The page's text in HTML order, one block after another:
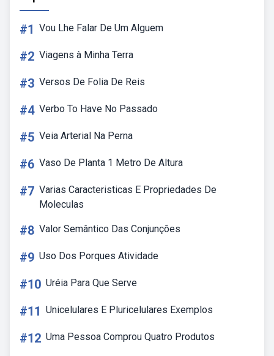
#1 Vou Lhe Falar De Um Alguem
#2 Viagens à Minha Terra
#3 Versos De Folia De Reis
#4 Verbo To Have No Passado
#5 Veia Arterial Na Perna
#6 Vaso De Planta 1 Metro De Altura
#7 Varias Caracteristicas E Propriedades De
Moleculas
#8 Valor Semântico Das Conjunções
#9 Uso Dos Porques Atividade
#10 Uréia Para Que Serve
#11 Unicelulares E Pluricelulares Exemplos
#12 Uma Pessoa Comprou Quatro Produtos